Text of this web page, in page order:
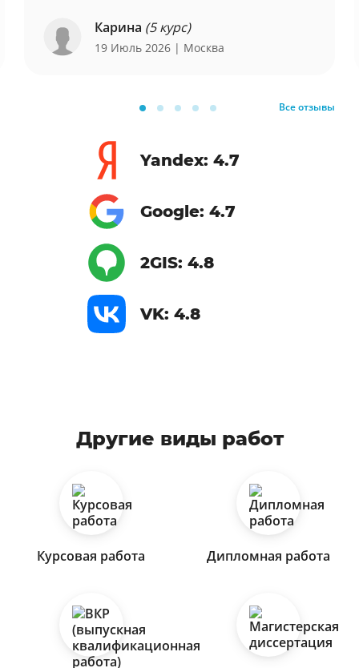
Карина (5 курс)
19 Июль 2026 | Москва
Все отзывы
Yandex: 4.7
Google: 4.7
2GIS: 4.8
VK: 4.8
Другие виды работ
Курсовая работа Дипломная работа